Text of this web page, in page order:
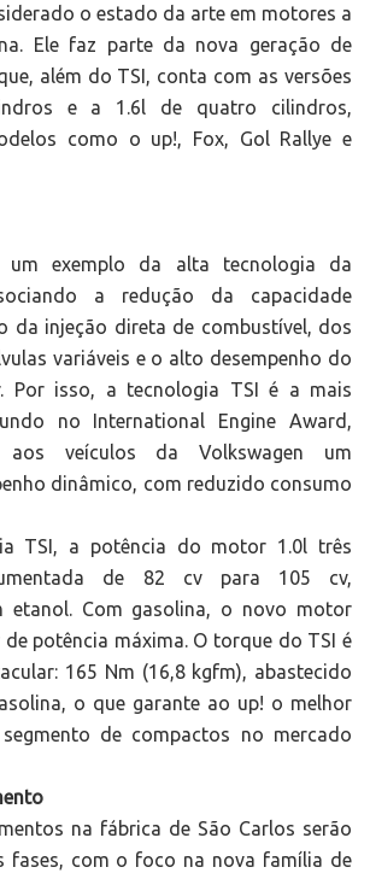
o estado da arte em motores a
Ele faz parte da nova geração de
além do TSI, conta com as versões
e a 1.6l de quatro cilindros,
como o up!, Fox, Gol Rallye e
exemplo da alta tecnologia da
a redução da capacidade
da injeção direta de combustível, dos
variáveis e o alto desempenho do
Por isso, a tecnologia TSI é a mais
no International Engine Award,
aos veículos da Volkswagen um
dinâmico, com reduzido consumo
TSI, a potência do motor 1.0l três
de 82 cv para 105 cv,
etanol. Com gasolina, o novo motor
de potência máxima. O torque do TSI é
165 Nm (16,8 kgfm), abastecido
o que garante ao up! o melhor
de compactos no mercado
na fábrica de São Carlos serão
fases, com o foco na nova família de